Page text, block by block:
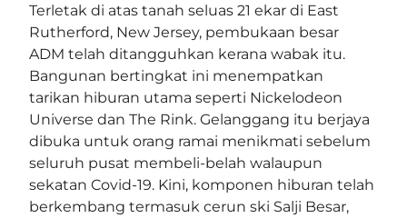
Terletak di atas tanah seluas 21 ekar di East
Rutherford, New Jersey, pembukaan besar
ADM telah ditangguhkan kerana wabak itu.
Bangunan bertingkat ini menempatkan
tarikan hiburan utama seperti Nickelodeon
Universe dan The Rink. Gelanggang itu berjaya
dibuka untuk orang ramai menikmati sebelum
seluruh pusat membeli-belah walaupun
sekatan Covid-19. Kini, komponen hiburan telah
berkembang termasuk cerun ski Salji Besar,